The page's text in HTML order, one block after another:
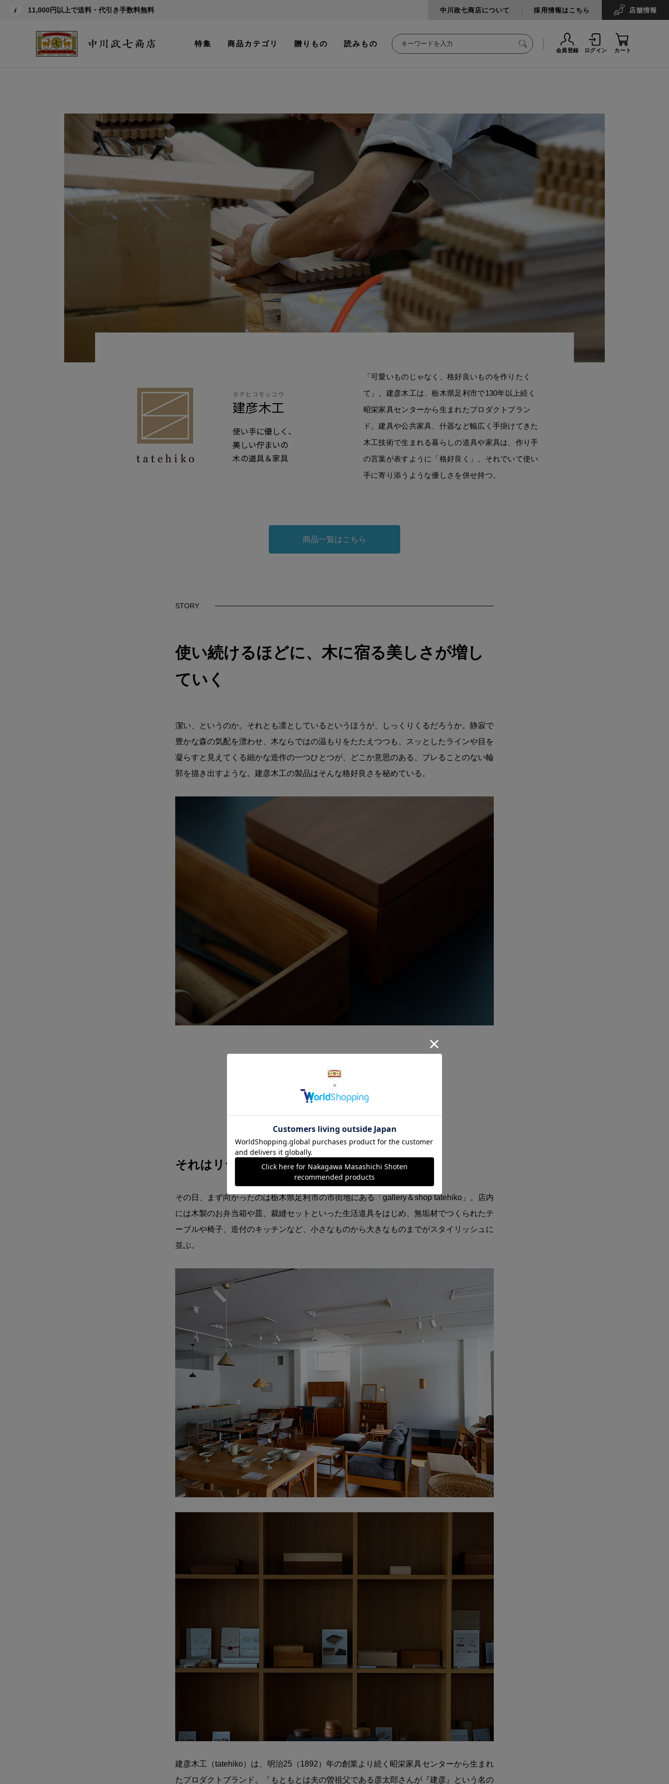
11,000円以上で送料・代引き手数料無料 中川政七商店について 採用情報はこちら 店舗情報
特集 商品カテゴリ 贈りもの 読みもの
会員登録 ログイン カート
タテヒコモッコウ
建彦木工
使い手に優しく、
美しい佇まいの
木の道具＆家具
「可愛いものじゃなく、格好良いものを作りたく
て」。建彦木工は、栃木県足利市で130年以上続く
昭栄家具センターから生まれたプロダクトブラン
ド。建具や公共家具、什器など幅広く手掛けてきた
木工技術で生まれる暮らしの道具や家具は、作り手
の言葉が表すように「格好良く」、それでいて使い
手に寄り添うような優しさを併せ持つ。
商品一覧はこちら
STORY
使い続けるほどに、木に宿る美しさが増し
ていく
潔い、というのか。それとも凛としているというほうが、しっくりくるだろうか。静寂で
豊かな森の気配を漂わせ、木ならではの温もりをたたえつつも、スッとしたラインや目を
凝らすと見えてくる細かな造作の一つひとつが、どこか意思のある、ブレることのない輪
郭を描き出すような。建彦木工の製品はそんな格好良さを秘めている。
それはリヤカーからはじまった
その日、まず向かったのは栃木県足利市の市街地にある「gallery＆shop tatehiko」。店内
には木製のお弁当箱や皿、裁縫セットといった生活道具をはじめ、無垢材でつくられたテ
ーブルや椅子、造付のキッチンなど、小さなものから大きなものまでがスタイリッシュに
並ぶ。
建彦木工（tatehiko）は、明治25（1892）年の創業より続く昭栄家具センターから生まれ
たプロダクトブランド。「もともとは夫の曽祖父である彦太郎さんが『建彦』という名の